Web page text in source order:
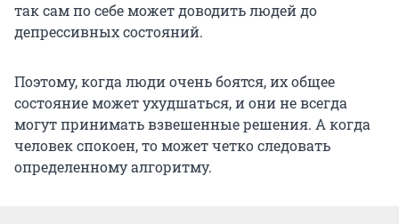
так сам по себе может доводить людей до
депрессивных состояний.
Поэтому, когда люди очень боятся, их общее
состояние может ухудшаться, и они не всегда
могут принимать взвешенные решения. А когда
человек спокоен, то может четко следовать
определенному алгоритму.